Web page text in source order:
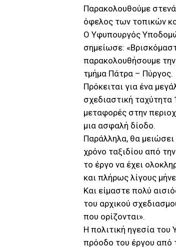
Παρακολουθούμε στενά
όφελος των τοπικών
Ο Υφυπουργός
σημείωσε:
παρακολουθήσουμε
τμήμα Πάτρα – Πύργος.
Πρόκειται για ένα
σχεδιαστική
μεταφορές στην
μια ασφαλή δίοδο.
Παράλληλα, θα
χρόνο ταξιδίου από
το έργο να έχει
και πλήρως λίγους
Και είμαστε πολύ
του αρχικού
που ορίζονται».
Η πολιτική ηγεσία
πρόοδο του έργου από